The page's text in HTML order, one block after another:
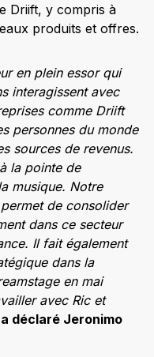
Driift, y compris à
produits et offres.
en plein essor qui
interagissent avec
comme Driift
personnes du monde
sources de revenus.
la pointe de
musique. Notre
de consolider
dans ce secteur
Il fait également
dans la
en mai
avec Ric et
a déclaré Jeronimo